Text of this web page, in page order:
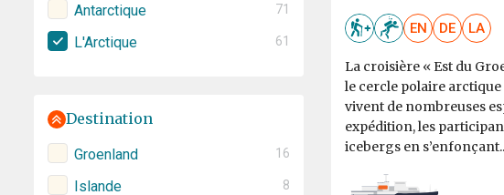
Antarctique 71
L'Arctique 61
Destination
Groenland 16
Islande 8
EN DE LA
La croisière « Est du
le cercle polaire
vivent de nombreuses
expédition, les
icebergs en